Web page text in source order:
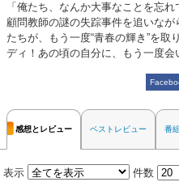
「俺たち、なんか大事なことを忘
顧問教師の謎の失踪事件を追いな
たちが、もう一度“青春の輝き”を取
ディ！あの頃の自分に、もう一度会
感想とレビュー ベストレビュー 番
表示
件数